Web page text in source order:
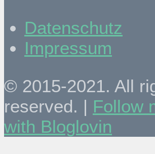
Datenschutz
Impressum
© 2015-2021. All
reserved. | Follow
with Bloglovin